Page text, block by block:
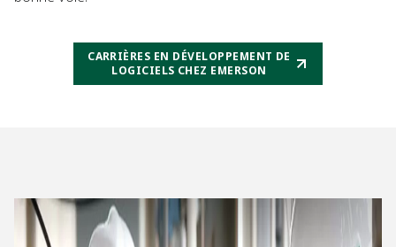
CARRIÈRES EN DÉVELOPPEMENT DE
LOGICIELS CHEZ EMERSON